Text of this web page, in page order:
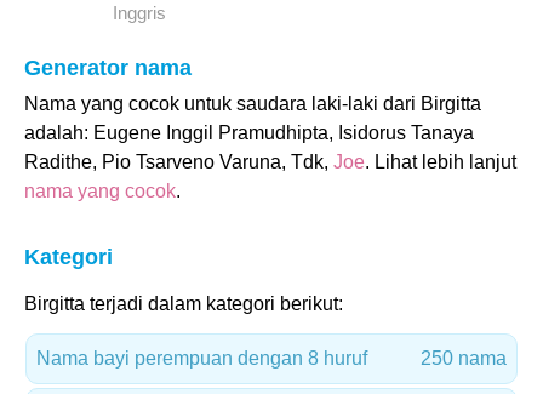
Inggris
Generator nama
Nama yang cocok untuk saudara laki-laki dari Birgitta
adalah: Eugene Inggil Pramudhipta, Isidorus Tanaya
Radithe, Pio Tsarveno Varuna, Tdk, Joe. Lihat lebih lanjut
nama yang cocok.
Kategori
Birgitta terjadi dalam kategori berikut:
Nama bayi perempuan dengan 8 huruf 250 nama